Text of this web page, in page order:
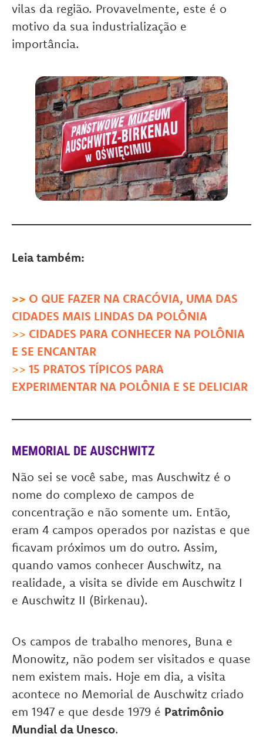
vilas da região. Provavelmente, este é o
motivo da sua industrialização e
importância.
Leia também:
>> O QUE FAZER NA CRACÓVIA, UMA DAS
CIDADES MAIS LINDAS DA POLÔNIA
>> CIDADES PARA CONHECER NA POLÔNIA
E SE ENCANTAR
>> 15 PRATOS TÍPICOS PARA
EXPERIMENTAR NA POLÔNIA E SE DELICIAR
MEMORIAL DE AUSCHWITZ
Não sei se você sabe, mas Auschwitz é o
nome do complexo de campos de
concentração e não somente um. Então,
eram 4 campos operados por nazistas e que
ficavam próximos um do outro. Assim,
quando vamos conhecer Auschwitz, na
realidade, a visita se divide em Auschwitz I
e Auschwitz II (Birkenau).
Os campos de trabalho menores, Buna e
Monowitz, não podem ser visitados e quase
nem existem mais. Hoje em dia, a visita
acontece no Memorial de Auschwitz criado
em 1947 e que desde 1979 é Patrimônio
Mundial da Unesco.